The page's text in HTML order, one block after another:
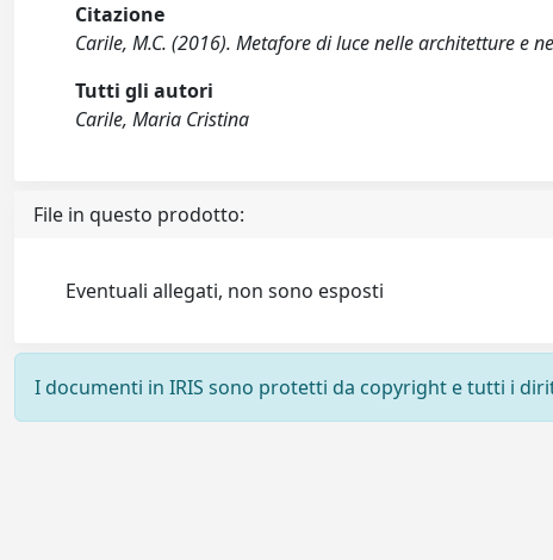
Citazione
Carile, M.C. (2016). Metafore di luce nelle architetture e
Tutti gli autori
Carile, Maria Cristina
File in questo prodotto:
Eventuali allegati, non sono esposti
I documenti in IRIS sono protetti da copyright e tutti i